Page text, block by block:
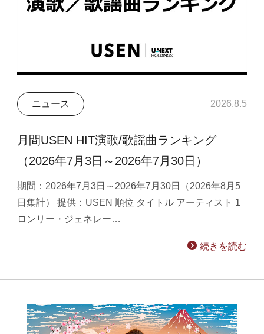
ニュース 2026.8.5
月間USEN HIT演歌/歌謡曲ランキング
（2026年7月3日～2026年7月30日）
期間：2026年7月3日～2026年7月30日（2026年8月5
日集計） 提供：USEN 順位 タイトル アーティスト 1
ロンリー・ジェネレー…
続きを読む